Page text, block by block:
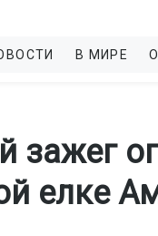
В МИРЕ
зажег
елке